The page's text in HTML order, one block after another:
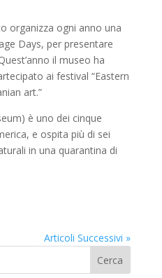
organizza ogni anno una
Days, per presentare
il museo ha
ai festival “Eastern
art.”
è uno dei cinque
e ospita più di sei
in una quarantina di
Articoli Successivi »